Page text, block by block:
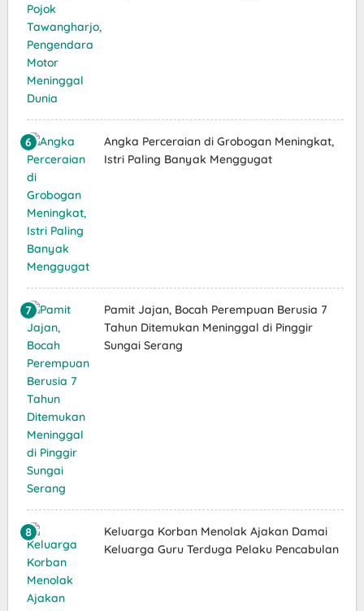
Angka Perceraian di Grobogan Meningkat,
Istri Paling Banyak Menggugat
Pamit Jajan, Bocah Perempuan Berusia 7
Tahun Ditemukan Meninggal di Pinggir
Sungai Serang
Keluarga Korban Menolak Ajakan Damai
Keluarga Guru Terduga Pelaku Pencabulan